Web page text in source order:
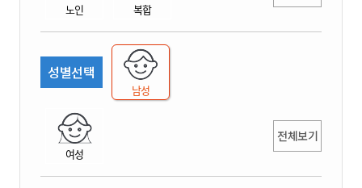
노인 복합
성별선택
남성
여성
전체보기